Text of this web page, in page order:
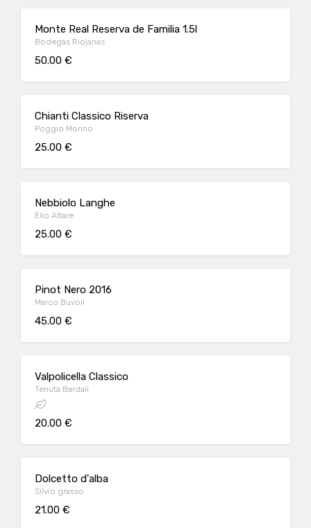
Monte Real Reserva de Familia 1.5l
Bodegas Riojanas
50.00 €
Chianti Classico Riserva
Poggio Morino
25.00 €
Nebbiolo Langhe
Elio Altare
25.00 €
Pinot Nero 2016
Marco Buvoli
45.00 €
Valpolicella Classico
Tenuta Bardali
20.00 €
Dolcetto d'alba
Silvio grasso
21.00 €